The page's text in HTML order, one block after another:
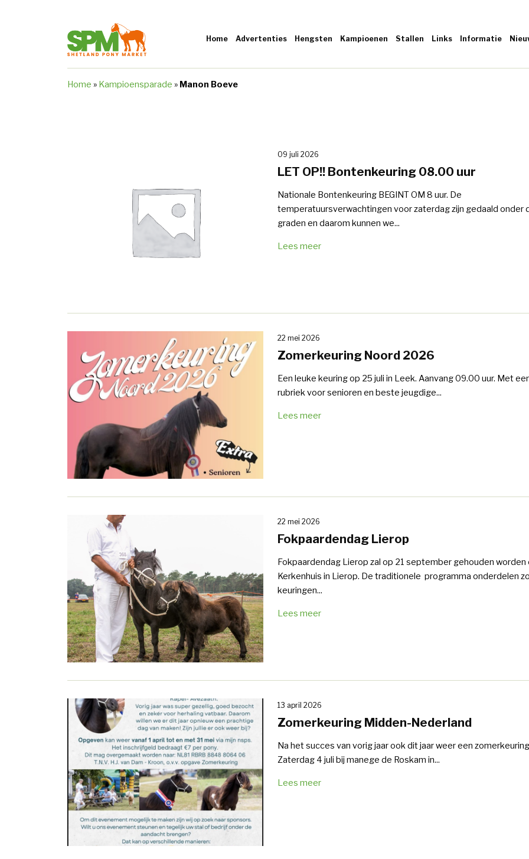
Home Advertenties Hengsten Kampioenen Stallen Links Informatie
Home » Kampioensparade » Manon Boeve
09 juli 2026
LET OP!! Bontenkeuring 08.00 uur
Nationale Bontenkeuring BEGINT OM 8 uur. De
temperatuursverwachtingen voor zaterdag zijn gedaald onder
graden en daarom kunnen we...
Lees meer
22 mei 2026
Zomerkeuring Noord 2026
Een leuke keuring op 25 juli in Leek. Aanvang 09.00 uur. Met
rubriek voor senioren en beste jeugdige...
Lees meer
22 mei 2026
Fokpaardendag Lierop
Fokpaardendag Lierop zal op 21 september gehouden worden
Kerkenhuis in Lierop. De traditionele programma onderdelen
keuringen...
Lees meer
13 april 2026
Zomerkeuring Midden-Nederland
Na het succes van vorig jaar ook dit jaar weer een
Zaterdag 4 juli bij manege de Roskam in...
Lees meer